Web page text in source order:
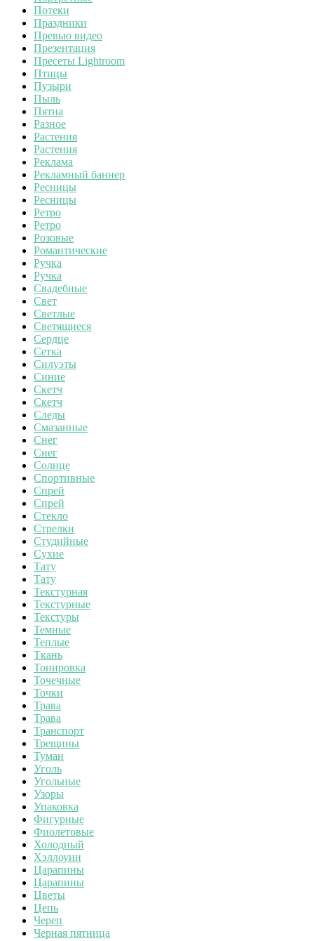
Потеки
Праздники
Превью видео
Презентация
Пресеты Lightroom
Птицы
Пузыри
Пыль
Пятна
Разное
Растения
Растения
Реклама
Рекламный баннер
Ресницы
Ресницы
Ретро
Ретро
Розовые
Романтические
Ручка
Ручка
Свадебные
Свет
Светлые
Светящиеся
Сердце
Сетка
Силуэты
Синие
Скетч
Скетч
Следы
Смазанные
Снег
Снег
Солнце
Спортивные
Спрей
Спрей
Стекло
Стрелки
Студийные
Сухие
Тату
Тату
Текстурная
Текстурные
Текстуры
Темные
Теплые
Ткань
Тонировка
Точечные
Точки
Трава
Трава
Транспорт
Трещины
Туман
Уголь
Угольные
Узоры
Упаковка
Фигурные
Фиолетовые
Холодный
Хэллоуин
Царапины
Царапины
Цветы
Цепь
Череп
Черная пятница